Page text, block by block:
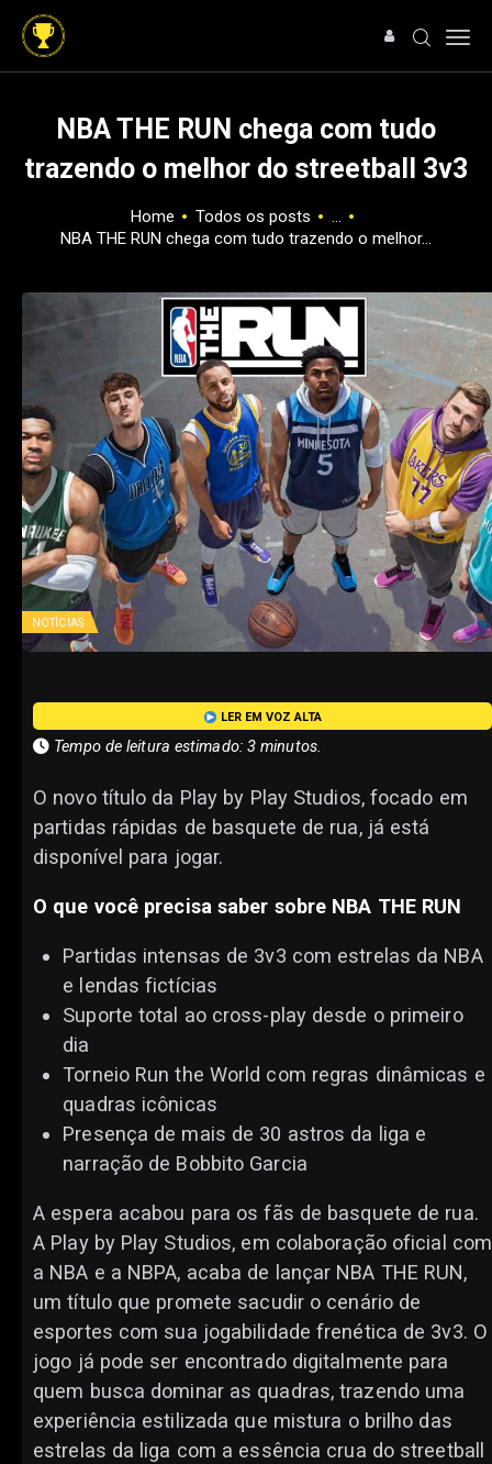
NBA THE RUN chega com tudo
trazendo o melhor do streetball 3v3
Home Todos os posts
...
NBA THE RUN chega com tudo trazendo o melhor...
HOME
NOTÍCIAS
ARTIGOS
OFERTAS
SOBRE NÓS
NOTÍCIAS
LER EM VOZ ALTA
Tempo de leitura estimado: 3 minutos.
O novo título da Play by Play Studios, focado em
partidas rápidas de basquete de rua, já está
disponível para jogar.
O que você precisa saber sobre NBA THE RUN
Partidas intensas de 3v3 com estrelas da NBA
e lendas fictícias
Suporte total ao cross-play desde o primeiro
dia
Torneio Run the World com regras dinâmicas e
quadras icônicas
Presença de mais de 30 astros da liga e
narração de Bobbito Garcia
A espera acabou para os fãs de basquete de rua.
A Play by Play Studios, em colaboração oficial com
a NBA e a NBPA, acaba de lançar NBA THE RUN,
um título que promete sacudir o cenário de
esportes com sua jogabilidade frenética de 3v3. O
jogo já pode ser encontrado digitalmente para
quem busca dominar as quadras, trazendo uma
experiência estilizada que mistura o brilho das
estrelas da liga com a essência crua do streetball